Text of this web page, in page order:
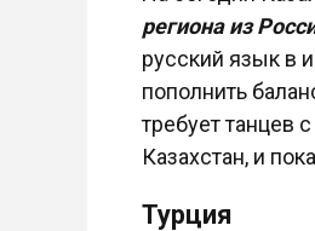
региона из
русский язык в
пополнить
требует танцев
Казахстан, и
Турция